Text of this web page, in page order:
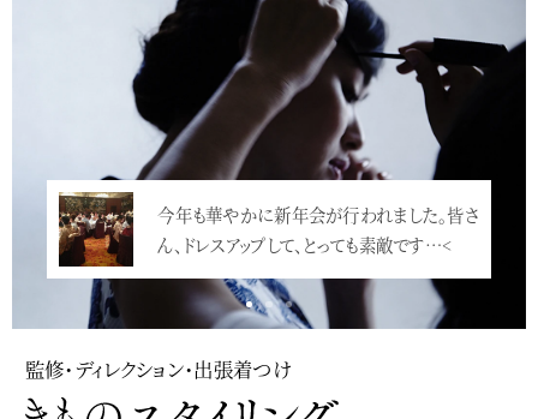
監修・ディレクション・出張着つけ
今年も華やかに新年会が行われました。皆さ
ん、ドレスアップして、とっても素敵です…<